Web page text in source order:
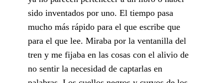
sido inventados por uno. El tiempo pasa
mucho más rápido para el que escribe que
para el que lee. Miraba por la ventanilla del
tren y me fijaba en las cosas con el alivio de
no sentir la necesidad de captarlas en